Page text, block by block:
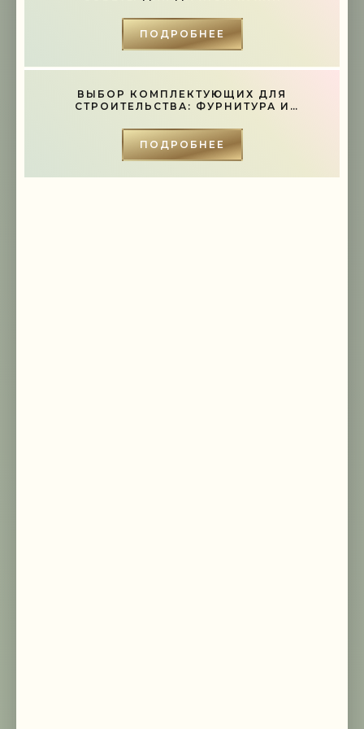
мимо ушей. Он никогда не бывает полезен никому, кроме того, кто его
дал.
ПОДРОБНЕЕ
ВЫБОР КОМПЛЕКТУЮЩИХ ДЛЯ
СТРОИТЕЛЬСТВА: ФУРНИТУРА И
ПОДРОБНЕЕ